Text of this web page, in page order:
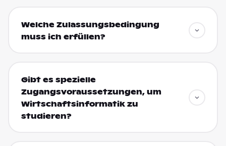
Welche Zulassungsbedingung
muss ich erfüllen?
Gibt es spezielle
Zugangsvoraussetzungen, um
Wirtschaftsinformatik zu
studieren?